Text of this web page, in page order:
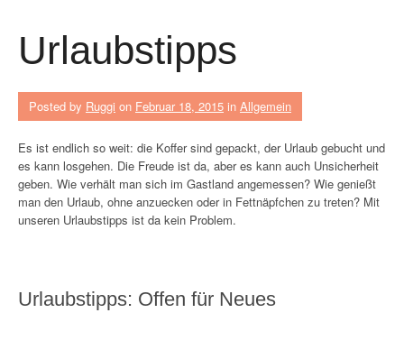
Urlaubstipps
Posted by Ruggi on Februar 18, 2015 in Allgemein
Es ist endlich so weit: die Koffer sind gepackt, der Urlaub gebucht und
es kann losgehen. Die Freude ist da, aber es kann auch Unsicherheit
geben. Wie verhält man sich im Gastland angemessen? Wie genießt
man den Urlaub, ohne anzuecken oder in Fettnäpfchen zu treten? Mit
unseren Urlaubstipps ist da kein Problem.
Urlaubstipps: Offen für Neues